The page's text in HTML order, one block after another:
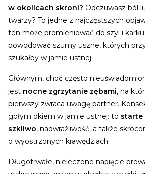
w okolicach skroni? Odczuwasz ból
twarzy? To jedne z najczęstszych
ten może promieniować do szyi i
powodować szumy uszne, których
szukałby w jamie ustnej.
Głównym, choć często
jest nocne zgrzytanie zębami, na
pierwszy zwraca uwagę partner.
gołym okiem w jamie ustnej: to starte
szkliwo, nadwrażliwość, a także
o wyostrzonych krawędziach.
Długotrwałe, nieleczone napięcie